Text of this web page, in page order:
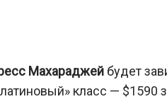
Махараджей будет
класс —